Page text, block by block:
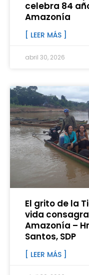
celebra 84
Amazonía
[ LEER MÁS ]
abril 30, 2026
El grito de la
vida
Amazonía –
Santos, SDP
[ LEER MÁS ]